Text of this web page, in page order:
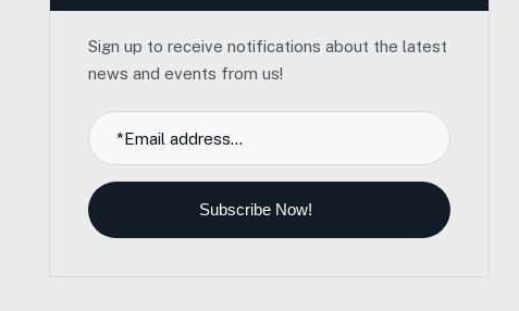
Sign up to receive notifications about the latest
news and events from us!
Subscribe Now!